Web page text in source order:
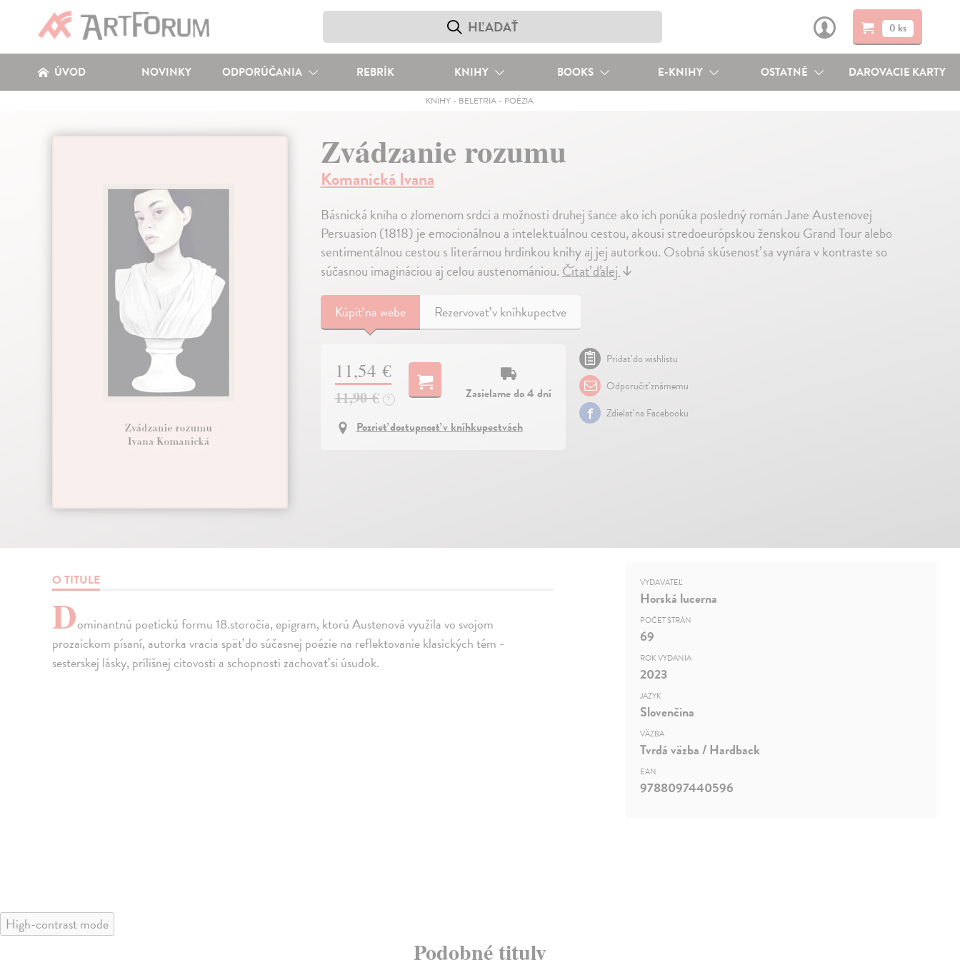
0 ks
ÚVOD NOVINKY ODPORÚČANIA REBRÍK KNIHY BOOKS E-KNIHY OSTATNÉ DAROVACIE KARTY
KNIHY - BELETRIA - POÉZIA
Zvádzanie rozumu
Komanická Ivana
Básnická kniha o zlomenom srdci a možnosti druhej šance ako ich ponúka posledný román Jane Austenovej
Persuasion (1818) je emocionálnou a intelektuálnou cestou, akousi stredoeurópskou ženskou Grand Tour alebo
sentimentálnou cestou s literárnou hrdinkou knihy aj jej autorkou. Osobná skúsenosť sa vynára v kontraste so
súčasnou imagináciou aj celou austenomániou.Čítať ďalej↓
Kúpiťna webe Rezervovať v kníhkupectve
11,54 €
11,90 € ?
Zasielame do 4 dní
Pozrieť dostupnosť v kníhkupectvách
Pridať do wishlistu
Odporučiť známemu
Zdielať na Facebooku
O TITULE
Dominantnú poetickú formu 18.storočia, epigram, ktorú Austenová využila vo svojom
prozaickom písaní, autorka vracia späť do súčasnej poézie na reflektovanie klasických tém -
sesterskej lásky, prílišnej citovosti a schopnosti zachovať si úsudok.
VYDAVATEĽ
Horská lucerna
POČET STRÁN
69
ROK VYDANIA
2023
JAZYK
Slovenčina
VÄZBA
Tvrdá väzba / Hardback
EAN
9788097440596
High-contrast mode
Podobné tituly